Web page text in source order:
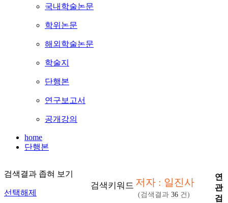
국내학술논문
학위논문
해외학술논문
학술지
단행본
연구보고서
공개강의
home
단행본
검색결과 좁혀 보기
선택해제
검색키워드 저자 : 일진사
(검색결과 36 건)
연
관
검